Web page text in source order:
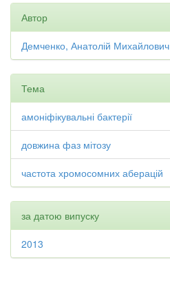
Автор
Демченко, Анатолій Михайлович
Тема
амоніфікувальні бактерії
довжина фаз мітозу
частота хромосомних аберацій
за датою випуску
2013